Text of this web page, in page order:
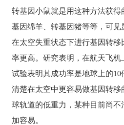
转基因小鼠就是用这种方法获
基因绵羊、转基因猪等等，可见
在太空失重状态下进行基因转
率更高。研究表明，在航天飞
试验表明其成功率是地球上的
清楚在太空中更容易做基因转
球轨道的低重力，某种目前尚
加容易。